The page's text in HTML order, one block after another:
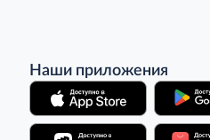
Наши приложения